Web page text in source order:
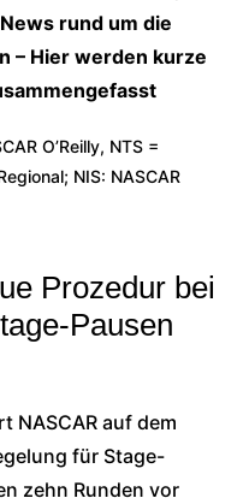
rund um die
– Hier werden kurze
O’Reilly, NTS =
NIS: NASCAR
Prozedur bei
Pausen
NASCAR auf dem
für Stage-
zehn Runden vor